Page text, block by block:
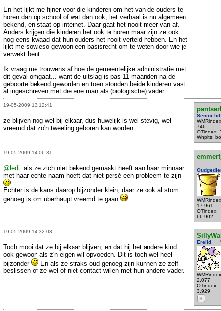
En het lijkt me fijner voor die kinderen om het van de ouders te
horen dan op school of wat dan ook, het verhaal is nu algemeen
bekend, en staat op internet. Daar gaat het nooit meer van af.
Anders krijgen die kinderen het ook te horen maar zijn ze ook
nog eens kwaad dat hun ouders het nooit verteld hebben. En het
lijkt me sowieso gewoon een basisrecht om te weten door wie je
verwekt bent.
Ik vraag me trouwens af hoe de gemeentelijke administratie met
dit geval omgaat... want de uitslag is pas 11 maanden na de
geboorte bekend geworden en toen stonden beide kinderen vast
al ingeschreven met die ene man als (biologische) vader.
19-05-2009 13:12:41
Senior lid
746
OTindex:
Wnplts:
ze blijven nog wel bij elkaar, dus huwelijk is wel stevig, wel
vreemd dat zo'n tweeling geboren kan worden
19-05-2009 14:06:31
17.961
OTindex:
66.902
@ledi: als ze zich niet bekend gemaakt heeft aan haar minnaar
met haar echte naam hoeft dat niet persé een probleem te zijn
Echter is de kans daarop bijzonder klein, daar ze ook al stom
genoeg is om überhaupt vreemd te gaan
19-05-2009 14:32:03
Erelid
2.077
OTindex:
3.929
S
Toch mooi dat ze bij elkaar blijven, en dat hij het andere kind
ook gewoon als z'n eigen wil opvoeden. Dit is toch wel heel
bijzonder
En als ze straks oud genoeg zijn kunnen ze zelf
beslissen of ze wel of niet contact willen met hun andere vader.